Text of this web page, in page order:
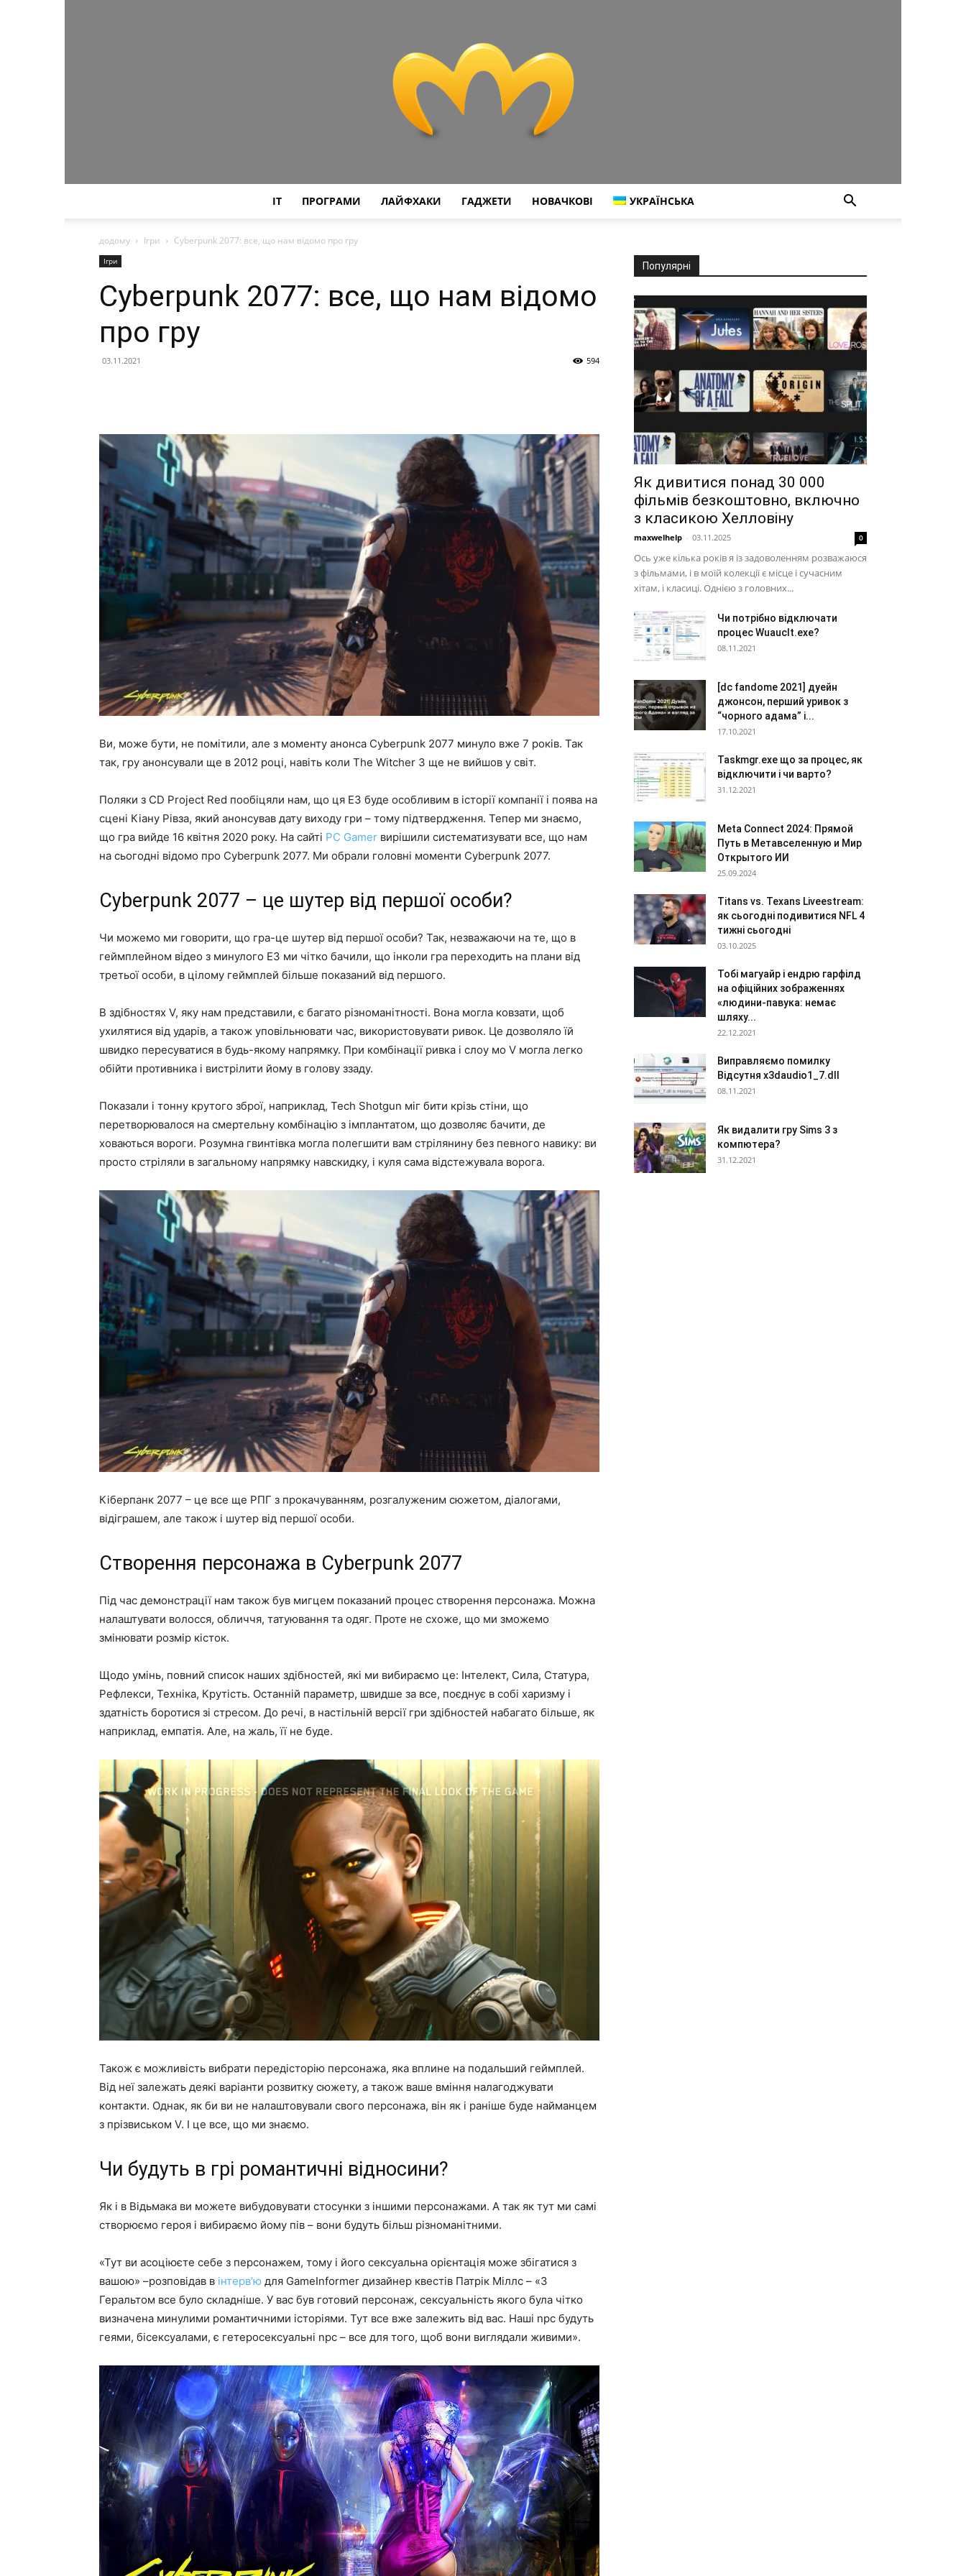
IT ПРОГРАМИ ЛАЙФХАКИ ГАДЖЕТИ НОВАЧКОВІ УКРАЇНСЬКА
додому Ігри Cyberpunk 2077: все, що нам відомо про гру
Ігри
Cyberpunk 2077: все, що нам відомо
про гру
03.11.2021 594
Ви, може бути, не помітили, але з моменту анонса Cyberpunk 2077 минуло вже 7 років. Так
так, гру анонсували ще в 2012 році, навіть коли The Witcher 3 ще не вийшов у світ.
Поляки з CD Project Red пообіцяли нам, що ця Е3 буде особливим в історії компанії і поява на
сцені Кіану Рівза, який анонсував дату виходу гри – тому підтвердження. Тепер ми знаємо,
що гра вийде 16 квітня 2020 року. На сайті PC Gamer вирішили систематизувати все, що нам
на сьогодні відомо про Cyberpunk 2077. Ми обрали головні моменти Cyberpunk 2077.
Cyberpunk 2077 – це шутер від першої особи?
Чи можемо ми говорити, що гра-це шутер від першої особи? Так, незважаючи на те, що в
геймплейном відео з минулого Е3 ми чітко бачили, що інколи гра переходить на плани від
третьої особи, в цілому геймплей більше показаний від першого.
В здібностях V, яку нам представили, є багато різноманітності. Вона могла ковзати, щоб
ухилятися від ударів, а також уповільнювати час, використовувати ривок. Це дозволяло їй
швидко пересуватися в будь-якому напрямку. При комбінації ривка і слоу мо V могла легко
обійти противника і вистрілити йому в голову ззаду.
Показали і тонну крутого зброї, наприклад, Tech Shotgun міг бити крізь стіни, що
перетворювалося на смертельну комбінацію з імплантатом, що дозволяє бачити, де
ховаються вороги. Розумна гвинтівка могла полегшити вам стрілянину без певного навику: ви
просто стріляли в загальному напрямку навскидку, і куля сама відстежувала ворога.
Кіберпанк 2077 – це все ще РПГ з прокачуванням, розгалуженим сюжетом, діалогами,
відіграшем, але також і шутер від першої особи.
Створення персонажа в Cyberpunk 2077
Під час демонстрації нам також був мигцем показаний процес створення персонажа. Можна
налаштувати волосся, обличчя, татуювання та одяг. Проте не схоже, що ми зможемо
змінювати розмір кісток.
Щодо умінь, повний список наших здібностей, які ми вибираємо це: Інтелект, Сила, Статура,
Рефлекси, Техніка, Крутість. Останній параметр, швидше за все, поєднує в собі харизму і
здатність боротися зі стресом. До речі, в настільній версії гри здібностей набагато більше, як
наприклад, емпатія. Але, на жаль, її не буде.
Також є можливість вибрати передісторію персонажа, яка вплине на подальший геймплей.
Від неї залежать деякі варіанти розвитку сюжету, а також ваше вміння налагоджувати
контакти. Однак, як би ви не налаштовували свого персонажа, він як і раніше буде найманцем
з прізвиськом V. І це все, що ми знаємо.
Чи будуть в грі романтичні відносини?
Як і в Відьмака ви можете вибудовувати стосунки з іншими персонажами. А так як тут ми самі
створюємо героя і вибираємо йому пів – вони будуть більш різноманітними.
«Тут ви асоціюєте себе з персонажем, тому і його сексуальна орієнтація може збігатися з
вашою» –розповідав в інтерв’ю для GameInformer дизайнер квестів Патрік Міллс – «З
Геральтом все було складніше. У вас був готовий персонаж, сексуальність якого була чітко
визначена минулими романтичними історіями. Тут все вже залежить від вас. Наші npc будуть
геями, бісексуалами, є гетеросексуальні npc – все для того, щоб вони виглядали живими».
Популярні
Як дивитися понад 30 000
фільмів безкоштовно, включно
з класикою Хелловіну
maxwelhelp - 03.11.2025 0
Ось уже кілька років я із задоволенням розважаюся
з фільмами, і в моїй колекції є місце і сучасним
хітам, і класиці. Однією з головних...
Чи потрібно відключати
процес Wuauclt.exe?
08.11.2021
[dc fandome 2021] дуейн
джонсон, перший уривок з
“чорного адама” і...
17.10.2021
Taskmgr.exe що за процес, як
відключити і чи варто?
31.12.2021
Meta Connect 2024: Прямой
Путь в Метавселенную и Мир
Открытого ИИ
25.09.2024
Titans vs. Texans Liveestream:
як сьогодні подивитися NFL 4
тижні сьогодні
03.10.2025
Тобі магуайр і ендрю гарфілд
на офіційних зображеннях
«людини-павука: немає
шляху...
22.12.2021
Виправляємо помилку
Відсутня x3daudio1_7.dll
08.11.2021
Як видалити гру Sims 3 з
компютера?
31.12.2021